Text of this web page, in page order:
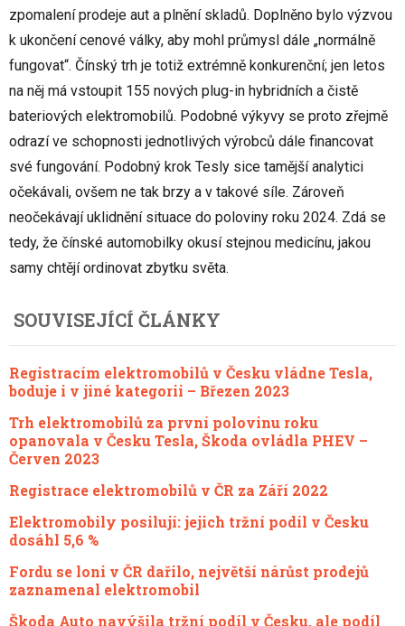
zpomalení prodeje aut a plnění skladů. Doplněno bylo výzvou
k ukončení cenové války, aby mohl průmysl dále „normálně
fungovat“. Čínský trh je totiž extrémně konkurenční; jen letos
na něj má vstoupit 155 nových plug-in hybridních a čistě
bateriových elektromobilů. Podobné výkyvy se proto zřejmě
odrazí ve schopnosti jednotlivých výrobců dále financovat
své fungování. Podobný krok Tesly sice tamější analytici
očekávali, ovšem ne tak brzy a v takové síle. Zároveň
neočekávají uklidnění situace do poloviny roku 2024. Zdá se
tedy, že čínské automobilky okusí stejnou medicínu, jakou
samy chtějí ordinovat zbytku světa.
SOUVISEJÍCÍ ČLÁNKY
Registracím elektromobilů v Česku vládne Tesla,
boduje i v jiné kategorii – Březen 2023
Trh elektromobilů za první polovinu roku
opanovala v Česku Tesla, Škoda ovládla PHEV –
Červen 2023
Registrace elektromobilů v ČR za Září 2022
Elektromobily posilují: jejich tržní podíl v Česku
dosáhl 5,6 %
Fordu se loni v ČR dařilo, největší nárůst prodejů
zaznamenal elektromobil
Škoda Auto navýšila tržní podíl v Česku, ale podíl